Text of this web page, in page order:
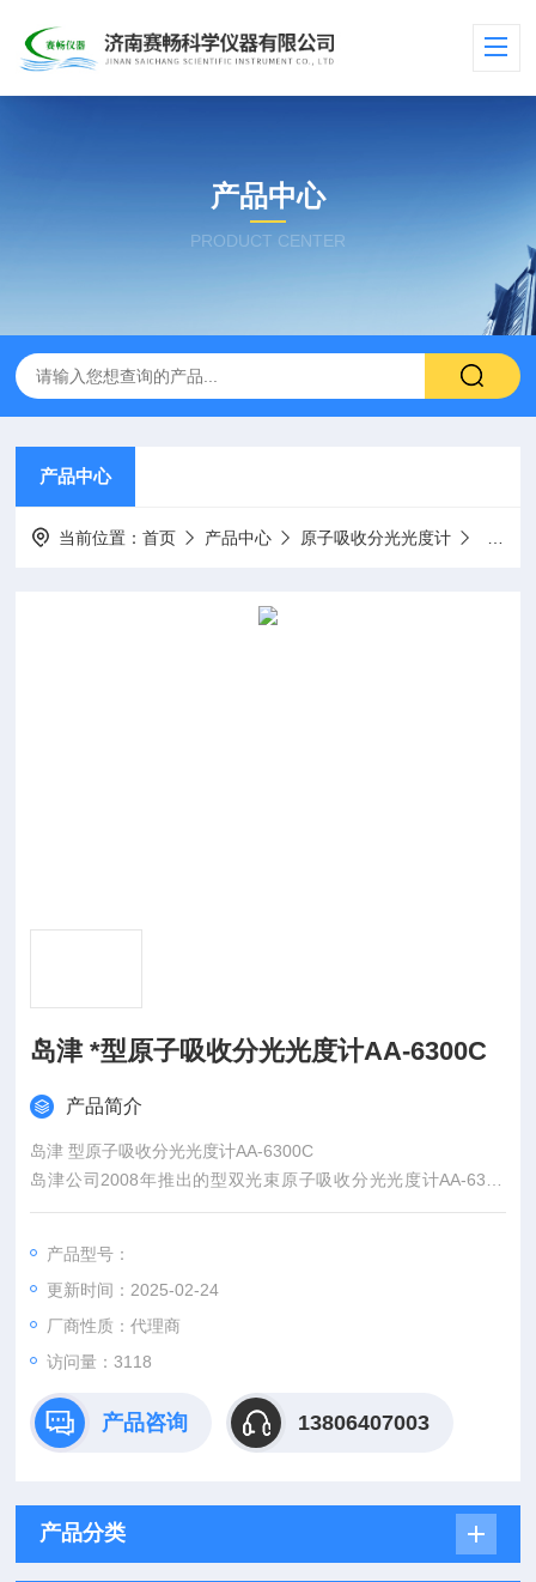
产品中心
PRODUCT CENTER
产品中心
当前位置：首页 产品中心 原子吸收分光光度计
岛津 *型原子吸收分光光度计AA-6300C
产品简介
岛津 型原子吸收分光光度计AA-6300C
岛津公司2008年推出的型双光束原子吸收分光光度计AA-6300
C，是目前市场上性能价格比Z高的产品！拥有进口仪器的品质，
AA-6300C采用质量更优的检测器，覆盖全波段范围，灵敏度更
高；火焰部分新增安全塞活动板，便以确认仪器安全状态；软件
继续升级，使用WizAArd 4.1新版本。
产品型号：
更新时间：2025-02-24
厂商性质：代理商
访问量：3118
产品咨询 13806407003
产品分类